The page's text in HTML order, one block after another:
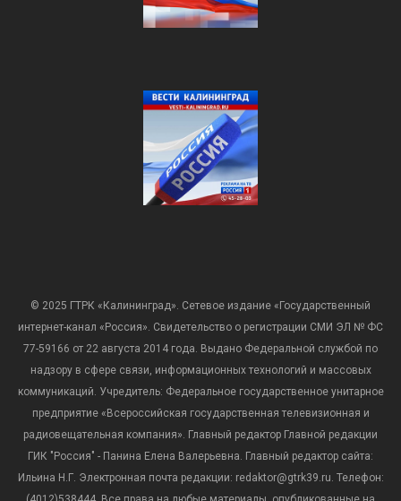
© 2025 ГТРК «Калининград». Сетевое издание «Государственный
интернет-канал «Россия». Свидетельство о регистрации СМИ ЭЛ № ФС
77-59166 от 22 августа 2014 года. Выдано Федеральной службой по
надзору в сфере связи, информационных технологий и массовых
коммуникаций. Учредитель: Федеральное государственное унитарное
предприятие «Всероссийская государственная телевизионная и
радиовещательная компания». Главный редактор Главной редакции
ГИК "Россия" - Панина Елена Валерьевна. Главный редактор сайта:
Ильина Н.Г. Электронная почта редакции: redaktor@gtrk39.ru. Телефон: